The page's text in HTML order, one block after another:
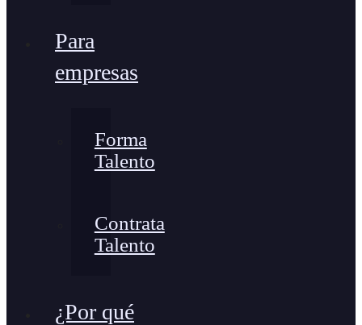
Para
empresas
Forma
Talento
Contrata
Talento
¿Por qué